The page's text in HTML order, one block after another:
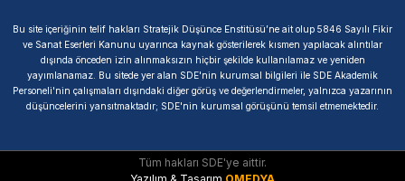
Bu site içeriğinin telif hakları Stratejik Düşünce Enstitüsü’ne ait olup 5846 Sayılı Fikir
ve Sanat Eserleri Kanunu uyarınca kaynak gösterilerek kısmen yapılacak alıntılar
dışında önceden izin alınmaksızın hiçbir şekilde kullanılamaz ve yeniden
yayımlanamaz. Bu sitede yer alan SDE'nin kurumsal bilgileri ile SDE Akademik
Personeli'nin çalışmaları dışındaki diğer görüş ve değerlendirmeler, yalnızca yazarının
düşüncelerini yansıtmaktadır; SDE'nin kurumsal görüşünü temsil etmemektedir.
Tüm hakları SDE'ye aittir.